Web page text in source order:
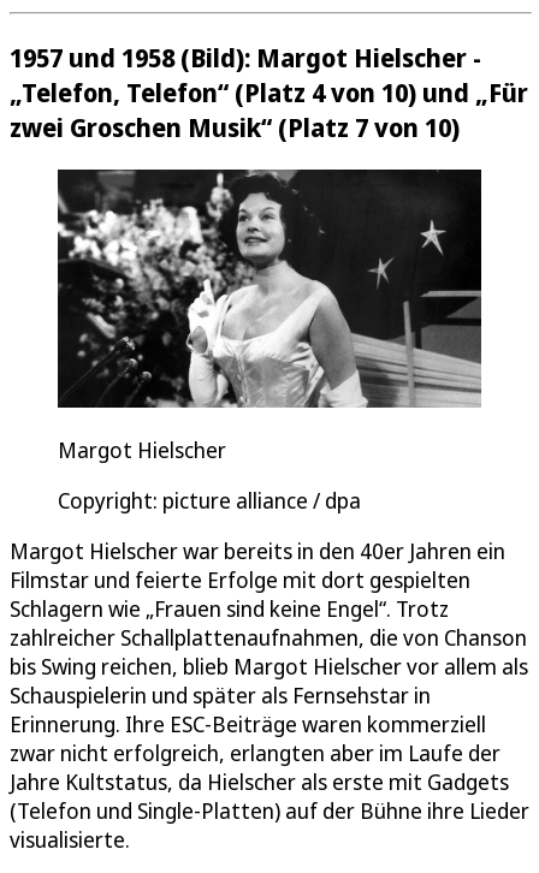
1957 und 1958 (Bild): Margot Hielscher -
„Telefon, Telefon“ (Platz 4 von 10) und „Für
zwei Groschen Musik“ (Platz 7 von 10)
Margot Hielscher
Copyright: picture alliance / dpa
Margot Hielscher war bereits in den 40er Jahren ein
Filmstar und feierte Erfolge mit dort gespielten
Schlagern wie „Frauen sind keine Engel“. Trotz
zahlreicher Schallplattenaufnahmen, die von Chanson
bis Swing reichen, blieb Margot Hielscher vor allem als
Schauspielerin und später als Fernsehstar in
Erinnerung. Ihre ESC-Beiträge waren kommerziell
zwar nicht erfolgreich, erlangten aber im Laufe der
Jahre Kultstatus, da Hielscher als erste mit Gadgets
(Telefon und Single-Platten) auf der Bühne ihre Lieder
visualisierte.